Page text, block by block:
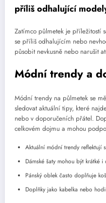
příliš odhalující
Zatímco půlmetek je příležitostí
se příliš odhalujícím nebo
působit nevkusně nebo narušit
Módní trendy a
Módní trendy na půlmetek se
sledovat aktuální tipy, které
nebo v doporučeních přátel.
celkovém dojmu a mohou
Aktuální módní trendy reflektují
Dámské šaty mohou být krátké
Pánský oblek často doplňuje
Doplňky jako kabelka nebo